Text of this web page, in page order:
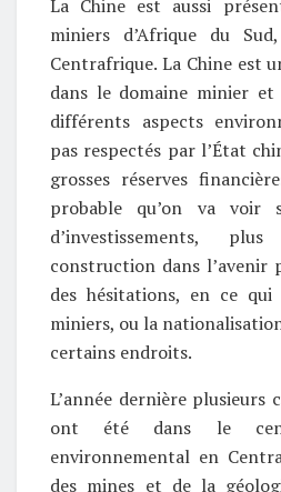
La Chine est aussi
miniers d’Afrique du
Centrafrique. La Chine est
dans le domaine minier
différents aspects
pas respectés par l’État
grosses réserves
probable qu’on va voir
d’investissements,
construction dans l’avenir
des hésitations, en ce
miniers, ou la
certains endroits.
L’année dernière plusieurs
ont été dans le
environnemental en
des mines et de la